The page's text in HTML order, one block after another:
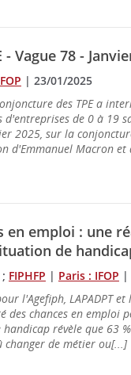
Vague 78 -
| 23/01/2025
des TPE a
d'entreprises de 0 à 19
2025, sur la
d'Emmanuel Macron et
en emploi : une
de
FIPHFP | Paris : IFOP |
l'Agefiph, LAPADPT et
chances en emploi
révèle que 63
changer de métier ou[...]